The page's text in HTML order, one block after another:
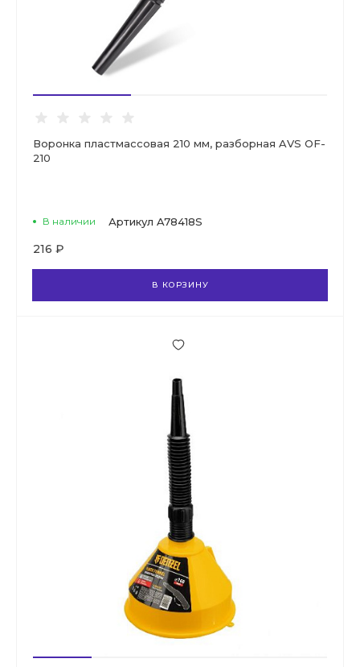
Воронка пластмассовая 210 мм, разборная AVS OF-
210
В наличии Артикул A78418S
216 ₽
В КОРЗИНУ